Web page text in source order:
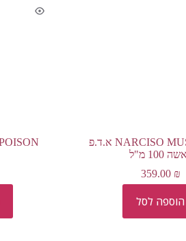
NARCISO MUSC NUDE א.ד.פ
100 מ"ל
359.00 ₪
הוספה לסל